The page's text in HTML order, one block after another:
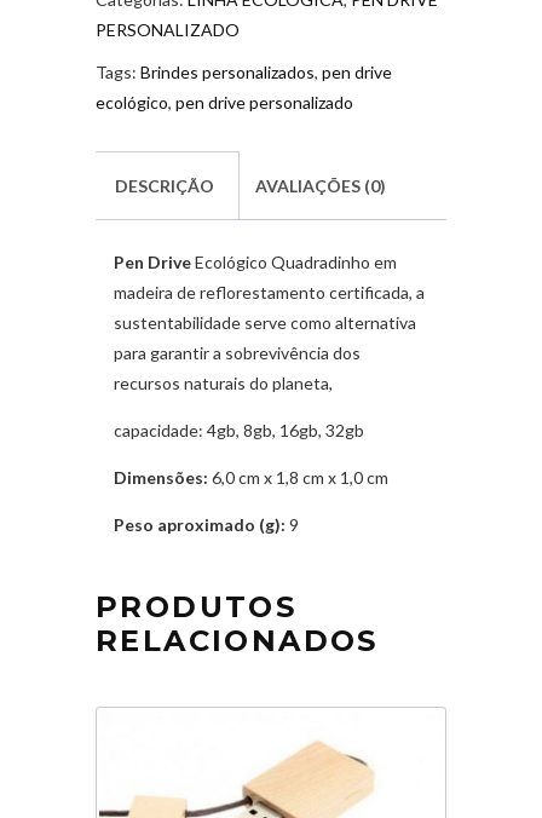
PERSONALIZADO
Tags: Brindes personalizados, pen drive
ecológico, pen drive personalizado
DESCRIÇÃO AVALIAÇÕES (0)
Pen DriveEcológico Quadradinho em
madeira de reflorestamento certificada, a
sustentabilidade serve como alternativa
para garantir a sobrevivência dos
recursos naturais do planeta,
capacidade: 4gb, 8gb, 16gb, 32gb
Dimensões: 6,0 cm x 1,8 cm x 1,0 cm
Peso aproximado (g): 9
PRODUTOS
RELACIONADOS